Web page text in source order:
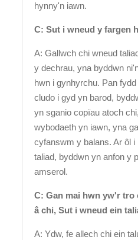
hynny'n iawn.
C: Sut i wneud y fargen
A: Gallwch chi wneud
y dechrau, yna byddwn
hwn i gynhyrchu. Pan
cludo i gyd yn barod,
yn sganio copïau atoch
wybodaeth yn iawn, yna
cyfanswm y balans. Ar ôl
taliad, byddwn yn anfon y
amserol.
C: Gan mai hwn yw'r
â chi, Sut i wneud ein
A: Ydw, fe allech chi ein